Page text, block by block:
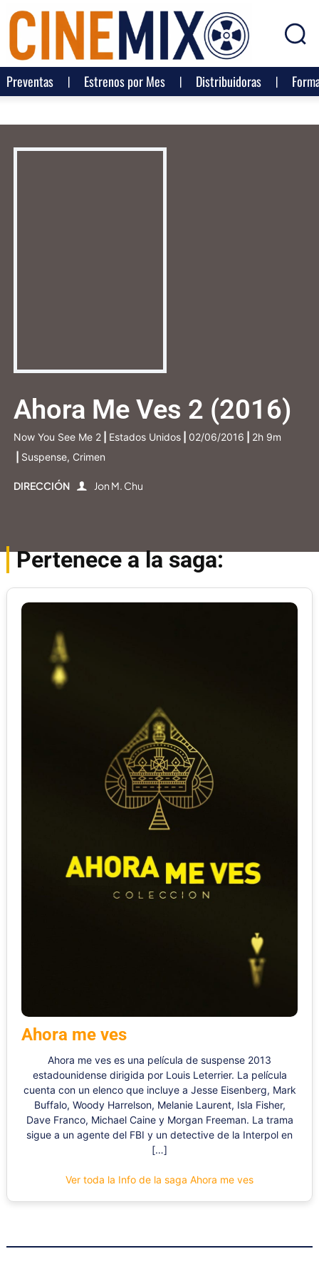
Preventas Estrenos por Mes Distribuidoras
Ahora Me Ves 2 (2016)
Now You See Me 2 Estados Unidos 02/06/2016
2h 9m
Suspense, Crimen
DIRECCIÓN Jon M. Chu
Pertenece a la saga:
Ahora me ves
Ahora me ves es una película de suspense 2013
estadounidense dirigida por Louis Leterrier. La película
cuenta con un elenco que incluye a Jesse Eisenberg, Mark
Buffalo, Woody Harrelson, Melanie Laurent, Isla Fisher,
Dave Franco, Michael Caine y Morgan Freeman. La trama
sigue a un agente del FBI y un detective de la Interpol en
[…]
Ver toda la Info de la saga Ahora me ves